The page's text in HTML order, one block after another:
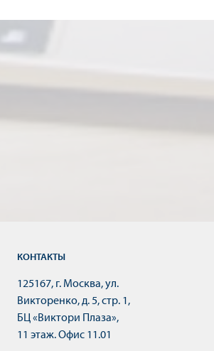
КОНТАКТЫ
125167, г. Москва, ул.
Викторенко, д. 5, стр. 1,
БЦ «Виктори Плаза»,
11 этаж. Офис 11.01